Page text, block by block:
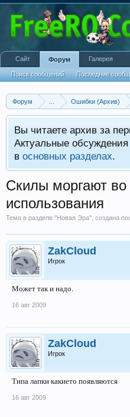
Форум Ошибки (Архив)
Вы читаете архив за
Актуальные
в основных разделах.
Скилы моргают
использования
Тема в разделе "Новая Эра", создана
ZakCloud
Игрок
Может так и надо.
16 авг 2009
ZakCloud
Игрок
Типа лапки какието появляются
16 авг 2009
Сайт Форум
Поиск сообщений Последние
Галерея